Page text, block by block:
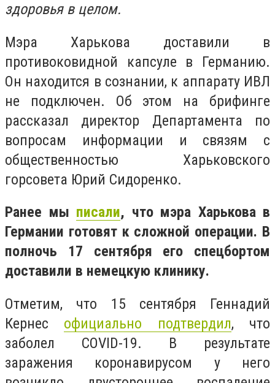
здоровья в целом.
Мэра Харькова доставили в
противоковидной капсуле в Германию.
Он находится в сознании, к аппарату ИВЛ
не подключен. Об этом на брифинге
рассказал директор Департамента по
вопросам информации и связям с
общественностью Харьковского
горсовета Юрий Сидоренко.
Ранее мы писали, что мэра Харькова в
Германии готовят к сложной операции. В
полночь 17 сентября его спецбортом
доставили в немецкую клинику.
Отметим, что 15 сентября Геннадий
Кернес официально подтвердил, что
заболел COVID-19. В результате
заражения коронавирусом у него